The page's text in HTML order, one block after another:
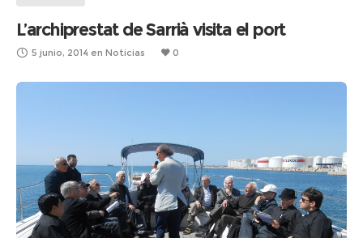
L’archiprestat de Sarrià visita el port
5 junio, 2014 en Noticias 0